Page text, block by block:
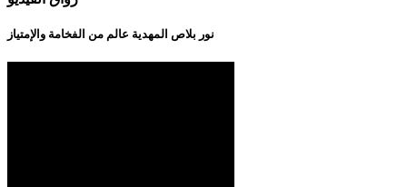
نور بلاص المهدية عالم من الفخامة والإمتياز